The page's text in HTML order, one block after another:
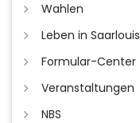
Wahlen
Leben in Saarlouis
Formular-Center
Veranstaltungen
NBS